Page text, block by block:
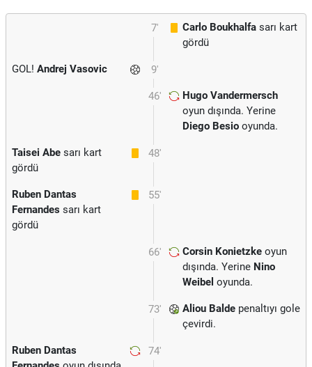
7' Carlo Boukhalfa sarı kart
gördü
9'
GOL! Andrej Vasovic
46'
Hugo Vandermersch
oyun dışında. Yerine
Diego Besio oyunda.
48'
Taisei Abe sarı kart
gördü
55'
Ruben Dantas
Fernandes sarı kart
gördü
66' Corsin Konietzke oyun
dışında. Yerine Nino
Weibel oyunda.
73' Aliou Balde penaltıyı gole
çevirdi.
74'
Ruben Dantas